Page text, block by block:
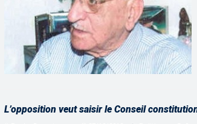
L’opposition veut saisir le Conseil